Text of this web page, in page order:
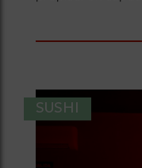
SUSHI